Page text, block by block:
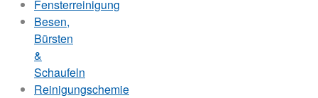
Fensterreinigung
Besen,
Bürsten
&
Schaufeln
Reinigungschemie